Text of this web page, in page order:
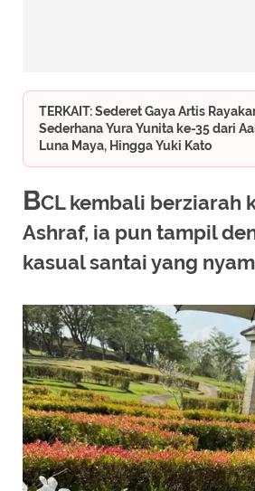
TERKAIT: Sederet Gaya Artis
Sederhana Yura Yunita ke-35 dari
Luna Maya, Hingga Yuki Kato
BCL kembali berziarah
Ashraf, ia pun tampil
kasual santai yang